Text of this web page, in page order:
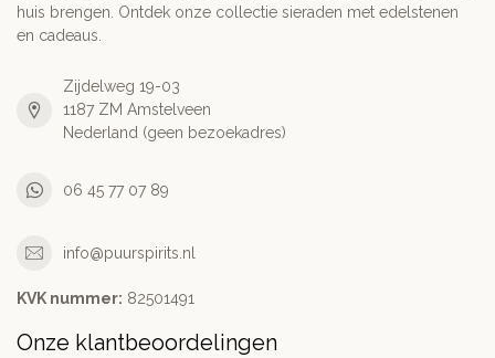
huis brengen. Ontdek onze collectie sieraden met edelstenen
en cadeaus.
Zijdelweg 19-03
1187 ZM Amstelveen
Nederland (geen bezoekadres)
06 45 77 07 89
info@puurspirits.nl
KVK nummer: 82501491
Onze klantbeoordelingen